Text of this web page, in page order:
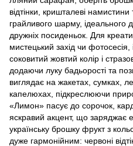
відтінки, кришталеві
грайливого шарму, ідеального
дружніх посиденьок. Для
мистецький захід чи
соковитий жовтий колір і
додаючи луку бадьорості та
виглядає на жакетах, сумках,
капелюхах, підкреслюючи
«Лимон» пасує до сорочок,
яскравий акцент, що заряджає
українську брошку фрукт з
дуже гармонійним: червоні